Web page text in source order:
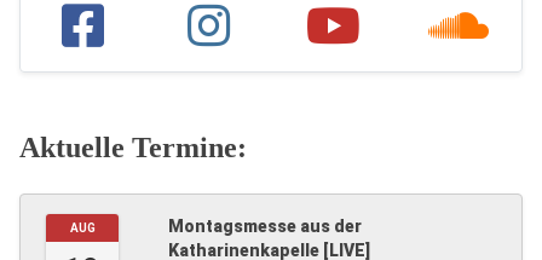
Aktuelle Termine:
AUG
Montagsmesse aus der
Katharinenkapelle [LIVE]